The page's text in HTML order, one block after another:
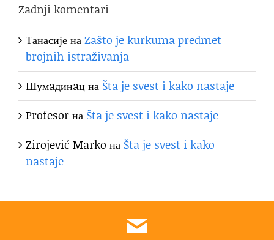
Zadnji komentari
ТанасијенаZašto je kurkuma predmet
brojnih istraživanja
Шумaдинaцна Šta je svest i kako nastaje
Profesorна Šta je svest i kako nastaje
Zirojević Marko на Šta je svest i kako
nastaje